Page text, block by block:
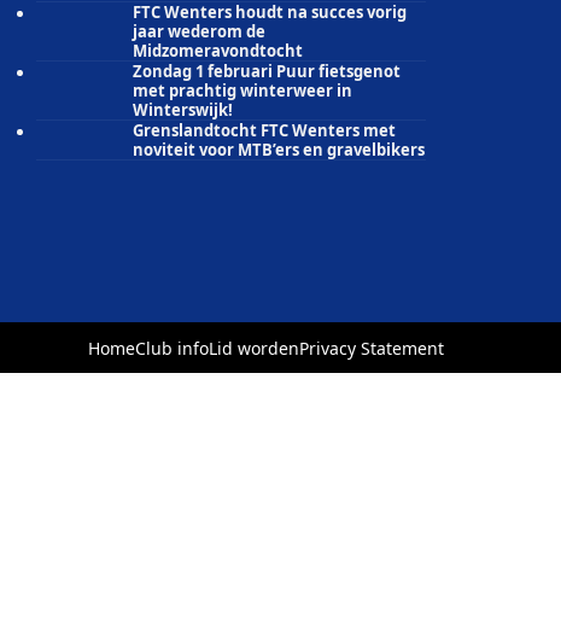
FTC Wenters houdt na succes vorig
jaar wederom de
Midzomeravondtocht
Zondag 1 februari Puur fietsgenot
met prachtig winterweer in
Winterswijk!
Grenslandtocht FTC Wenters met
noviteit voor MTB’ers en gravelbikers
HomeClub infoLid wordenPrivacy Statement